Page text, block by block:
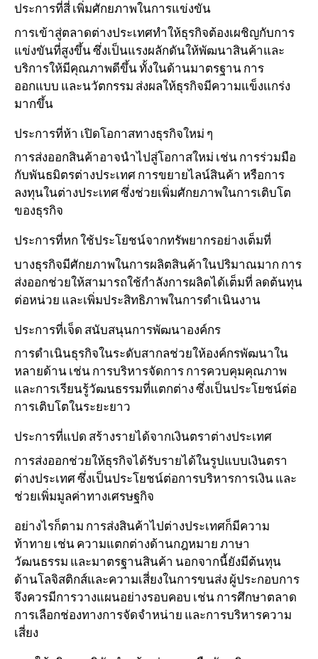
ประการที่สี่ เพิ่มศักยภาพในการแข่งขัน
การเข้าสู่ตลาดต่างประเทศทำให้ธุรกิจต้องเผชิญกับการ
แข่งขันที่สูงขึ้น ซึ่งเป็นแรงผลักดันให้พัฒนาสินค้าและ
บริการให้มีคุณภาพดีขึ้น ทั้งในด้านมาตรฐาน การ
ออกแบบ และนวัตกรรม ส่งผลให้ธุรกิจมีความแข็งแกร่ง
มากขึ้น
ประการที่ห้า เปิดโอกาสทางธุรกิจใหม่ ๆ
การส่งออกสินค้าอาจนำไปสู่โอกาสใหม่ เช่น การร่วมมือ
กับพันธมิตรต่างประเทศ การขยายไลน์สินค้า หรือการ
ลงทุนในต่างประเทศ ซึ่งช่วยเพิ่มศักยภาพในการเติบโต
ของธุรกิจ
ประการที่หก ใช้ประโยชน์จากทรัพยากรอย่างเต็มที่
บางธุรกิจมีศักยภาพในการผลิตสินค้าในปริมาณมาก การ
ส่งออกช่วยให้สามารถใช้กำลังการผลิตได้เต็มที่ ลดต้นทุน
ต่อหน่วย และเพิ่มประสิทธิภาพในการดำเนินงาน
ประการที่เจ็ด สนับสนุนการพัฒนาองค์กร
การดำเนินธุรกิจในระดับสากลช่วยให้องค์กรพัฒนาใน
หลายด้าน เช่น การบริหารจัดการ การควบคุมคุณภาพ
และการเรียนรู้วัฒนธรรมที่แตกต่าง ซึ่งเป็นประโยชน์ต่อ
การเติบโตในระยะยาว
ประการที่แปด สร้างรายได้จากเงินตราต่างประเทศ
การส่งออกช่วยให้ธุรกิจได้รับรายได้ในรูปแบบเงินตรา
ต่างประเทศ ซึ่งเป็นประโยชน์ต่อการบริหารการเงิน และ
ช่วยเพิ่มมูลค่าทางเศรษฐกิจ
อย่างไรก็ตาม การส่งสินค้าไปต่างประเทศก็มีความ
ท้าทาย เช่น ความแตกต่างด้านกฎหมาย ภาษา
วัฒนธรรม และมาตรฐานสินค้า นอกจากนี้ยังมีต้นทุน
ด้านโลจิสติกส์และความเสี่ยงในการขนส่ง ผู้ประกอบการ
จึงควรมีการวางแผนอย่างรอบคอบ เช่น การศึกษาตลาด
การเลือกช่องทางการจัดจำหน่าย และการบริหารความ
เสี่ยง